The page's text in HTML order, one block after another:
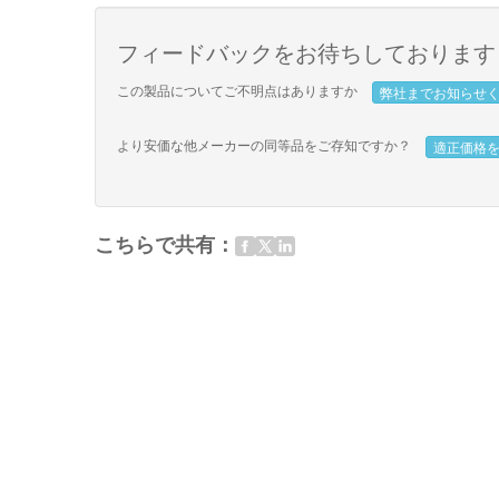
フィードバックをお待ちしております
この製品についてご不明点はありますか 弊社までお知らせ
より安価な他メーカーの同等品をご存知ですか？ 適正価格
こちらで共有：